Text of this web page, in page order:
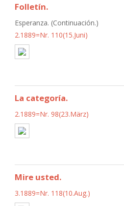
Folletín.
Esperanza. (Continuación.)
2.1889=Nr. 110(15.Juni)
La categoría.
2.1889=Nr. 98(23.März)
Mire usted.
3.1889=Nr. 118(10.Aug.)